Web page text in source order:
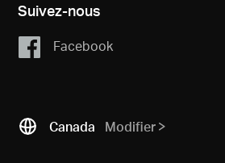
Suivez-nous
Facebook
Canada Modifier